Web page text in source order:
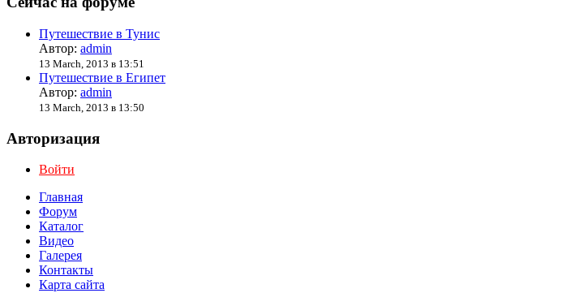
Путешествие в Тунис
Автор: admin
13 March, 2013 в 13:51
Путешествие в Египет
Автор: admin
13 March, 2013 в 13:50
Авторизация
Войти
Главная
Форум
Каталог
Видео
Галерея
Контакты
Карта сайта